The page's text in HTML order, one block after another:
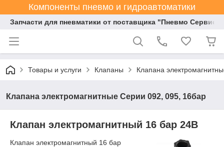
Компоненты пневмо и гидроавтоматики
Запчасти для пневматики от поставщика "Пневмо Сервис
Товары и услуги Клапаны Клапана
Клапана электромагнитные Серии 092, 095, 16бар
Клапан электромагнитный 16 бар 24В
Клапан электромагнитный 16 бар